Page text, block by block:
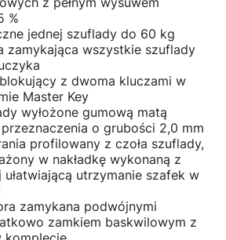
%
jednej szuflady do 60 kg
zamykająca wszystkie szuflady
z dwoma kluczami w
Master Key
wyłożone gumową matą
o grubości 2,0 mm
profilowany z czoła szuflady,
w nakładkę wykonaną z
utrzymanie szafek w
zamykana podwójnymi
zamkiem baskwilowym z